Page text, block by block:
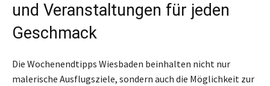
und Veranstaltungen für jeden
Geschmack
Die Wochenendtipps Wiesbaden beinhalten nicht nur
malerische Ausflugsziele, sondern auch die Möglichkeit zur